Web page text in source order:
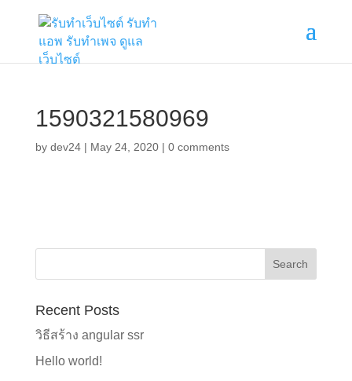
1590321580969
by dev24| May 24, 2020| 0 comments
Recent Posts
วิธีสร้าง angular ssr
Hello world!